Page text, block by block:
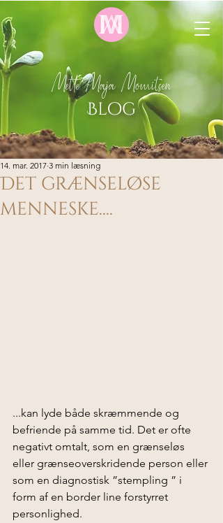
Mette Maja Mouritsen
Blog
Det grænseløse
menneske....
14. mar. 2017 3 min læsning
...kan lyde både skræmmende og
befriende på samme tid. Det er ofte
negativt omtalt, som en grænseløs
eller grænseoverskridende person eller
som en diagnostisk ”stempling ” i
form af en border line forstyrret
personlighed.